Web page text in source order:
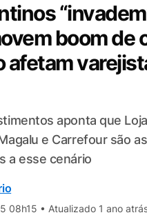
boom de
afetam
aponta que
e Carrefour são
a esse cenário
08h15 • Atualizado 1 ano